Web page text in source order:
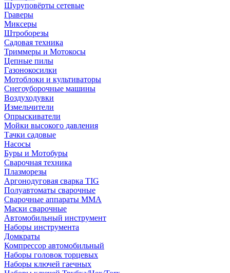
Шуруповёрты сетевые
Граверы
Миксеры
Штроборезы
Садовая техника
Триммеры и Мотокосы
Цепные пилы
Газонокосилки
Мотоблоки и культиваторы
Снегоуборочные машины
Воздуходувки
Измельчители
Опрыскиватели
Мойки высокого давления
Тачки садовые
Насосы
Буры и Мотобуры
Сварочная техника
Плазморезы
Аргонодуговая сварка TIG
Полуавтоматы сварочные
Сварочные аппараты ММА
Маски сварочные
Автомобильный инструмент
Наборы инструмента
Домкраты
Компрессор автомобильный
Наборы головок торцевых
Наборы ключей гаечных